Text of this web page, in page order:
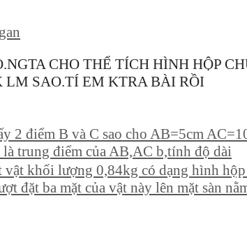
CHO THỂ TÍCH HÌNH HỘP
LM SAO.TÍ EM KTRA BÀI RỒI
2 điểm B và C sao cho AB=5cm
trung điểm của AB,AC b,tính độ dài
vật khối lượng 0,84kg có dạng hình
đặt ba mặt của vật này lên mặt sàn